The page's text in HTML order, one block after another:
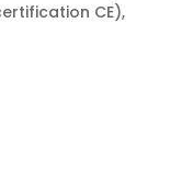
CE),